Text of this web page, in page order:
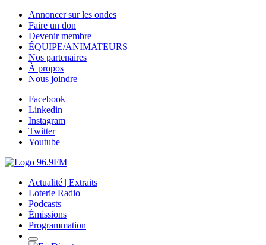
Annoncer sur les ondes
Faire un don
Devenir membre
ÉQUIPE/ANIMATEURS
Nos partenaires
À propos
Nous joindre
Facebook
Linkedin
Instagram
Twitter
Youtube
Actualité | Extraits
Loterie Radio
Podcasts
Émissions
Programmation